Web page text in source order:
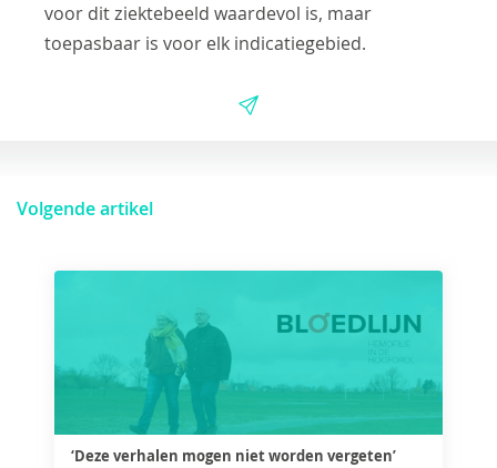
voor dit ziektebeeld waardevol is, maar
toepasbaar is voor elk indicatiegebied.
Volgende artikel
‘Deze verhalen mogen niet worden vergeten’